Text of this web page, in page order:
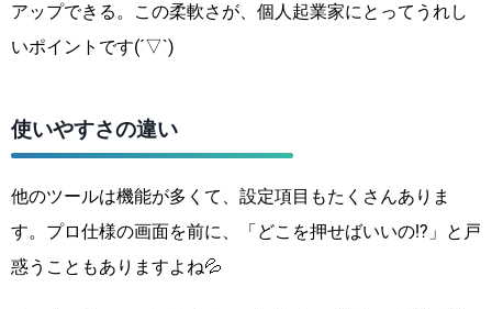
アップできる。この柔軟さが、個人起業家にとってうれし
いポイントです(´▽`)
使いやすさの違い
他のツールは機能が多くて、設定項目もたくさんありま
す。プロ仕様の画面を前に、「どこを押せばいいの!?」と戸
惑うこともありますよね💦